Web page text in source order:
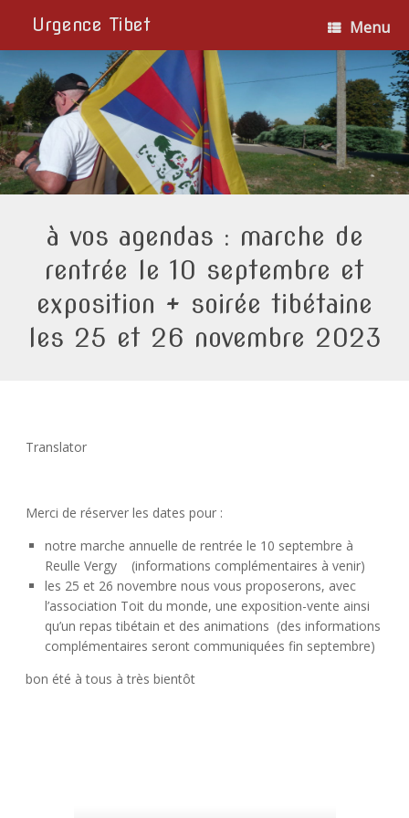
Urgence Tibet Menu
à vos agendas : marche de
rentrée le 10 septembre et
exposition + soirée tibétaine
les 25 et 26 novembre 2023
Translator
Merci de réserver les dates pour :
notre marche annuelle de rentrée le 10 septembre à
Reulle Vergy (informations complémentaires à venir)
les 25 et 26 novembre nous vous proposerons, avec
l’association Toit du monde, une exposition-vente ainsi
qu’un repas tibétain et des animations (des informations
complémentaires seront communiquées fin septembre)
bon été à tous à très bientôt